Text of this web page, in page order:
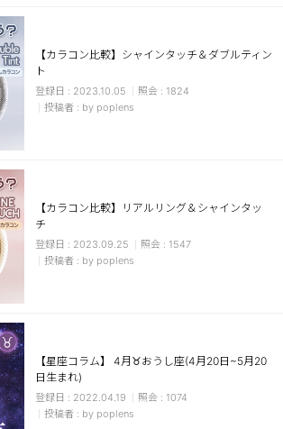
【カラコン比較】シャインタッチ＆ダブルティン
ト
2023.10.05
1824
by poplens
【カラコン比較】リアルリング＆シャインタッ
チ
2023.09.25
1547
by poplens
【星座コラム】 4月♉おうし座(4月20日~5月20
日生まれ)
2022.04.19
1074
by poplens